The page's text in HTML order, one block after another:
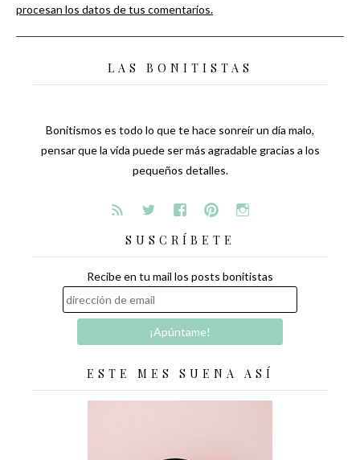
procesan los datos de tus comentarios.
LAS BONITISTAS
Bonitismos es todo lo que te hace sonreír un día malo,
pensar que la vida puede ser más agradable gracias a los
pequeños detalles.
SUSCRÍBETE
Recibe en tu mail los posts bonitistas
ESTE MES SUENA ASÍ